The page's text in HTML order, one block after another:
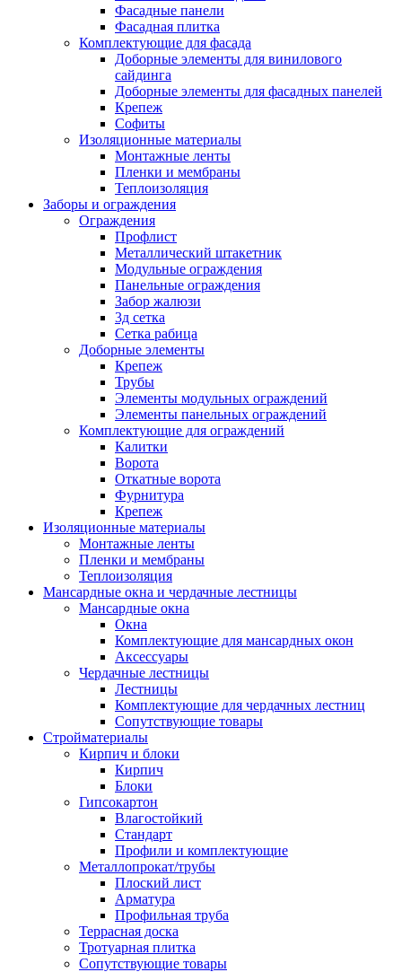
Фасадные панели
Фасадная плитка
Комплектующие для фасада
Доборные элементы для винилового
сайдинга
Доборные элементы для фасадных панелей
Крепеж
Софиты
Изоляционные материалы
Монтажные ленты
Пленки и мембраны
Теплоизоляция
Заборы и ограждения
Ограждения
Профлист
Металлический штакетник
Модульные ограждения
Панельные ограждения
Забор жалюзи
3д сетка
Сетка рабица
Доборные элементы
Крепеж
Трубы
Элементы модульных ограждений
Элементы панельных ограждений
Комплектующие для ограждений
Калитки
Ворота
Откатные ворота
Фурнитура
Крепеж
Изоляционные материалы
Монтажные ленты
Пленки и мембраны
Теплоизоляция
Мансардные окна и чердачные лестницы
Мансардные окна
Окна
Комплектующие для мансардных окон
Аксессуары
Чердачные лестницы
Лестницы
Комплектующие для чердачных лестниц
Сопутствующие товары
Стройматериалы
Кирпич и блоки
Кирпич
Блоки
Гипсокартон
Влагостойкий
Стандарт
Профили и комплектующие
Металлопрокат/трубы
Плоский лист
Арматура
Профильная труба
Террасная доска
Тротуарная плитка
Сопутствующие товары